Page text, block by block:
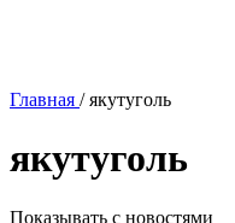
Главная / якутуголь
якутуголь
Показывать с новостями